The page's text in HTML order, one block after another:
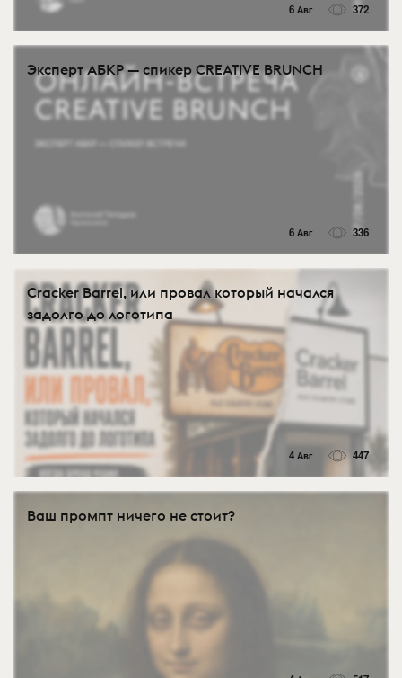
6 Авг 372
Эксперт АБКР — спикер CREATIVE BRUNCH
6 Авг 336
Cracker Barrel, или провал который начался
задолго до логотипа
4 Авг 447
Ваш промпт ничего не стоит?